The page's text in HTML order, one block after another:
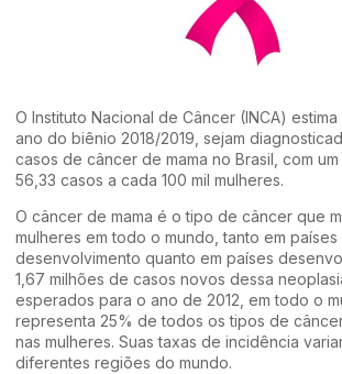
O Instituto Nacional de Câncer (INCA)
ano do biênio 2018/2019, sejam
casos de câncer de mama no Brasil, com
56,33 casos a cada 100 mil mulheres.
O câncer de mama é o tipo de câncer que
mulheres em todo o mundo, tanto em países
desenvolvimento quanto em países
1,67 milhões de casos novos dessa
esperados para o ano de 2012, em todo o
representa 25% de todos os tipos de
nas mulheres. Suas taxas de incidência
diferentes regiões do mundo.